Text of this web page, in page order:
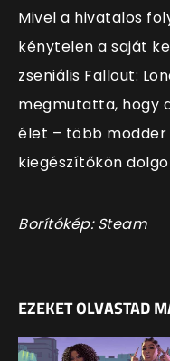
Mivel a hivatalos
kénytelen a saját
zseniális Fallout:
megmutatta, hogy
élet – több modder
kiegészítőkön
Borítókép: Steam
EZEKET OLVASTAD